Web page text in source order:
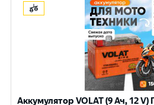
Аккумулятор VOLAT (9 Ач, 12 V)